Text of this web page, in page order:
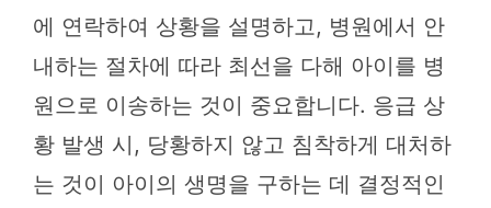
에 연락하여 상황을 설명하고, 병원에서 안
내하는 절차에 따라 최선을 다해 아이를 병
원으로 이송하는 것이 중요합니다. 응급 상
황 발생 시, 당황하지 않고 침착하게 대처하
는 것이 아이의 생명을 구하는 데 결정적인